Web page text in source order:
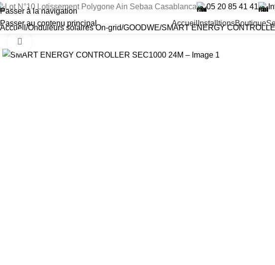
Passer à la navigation
Passer au contenu principal
Lot N°10 Lotissement Polygone Ain Sebaa Casablanca 05 20 85 41 41
AccueilInstalltionsBoutique
Accueil Onduleurs solaires On-grid GOODWE SMART ENERGY